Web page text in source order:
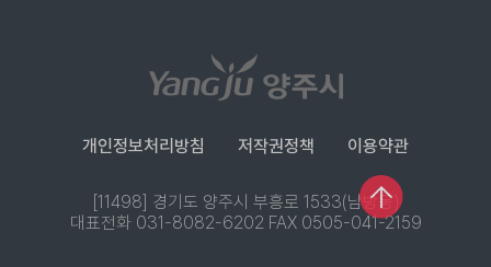
개인정보처리방침 저작권정책 이용약관
[11498] 경기도 양주시 부흥로 1533(남방동)
대표전화 031-8082-6202 FAX 0505-041-2159